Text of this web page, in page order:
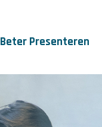
Beter Presenteren